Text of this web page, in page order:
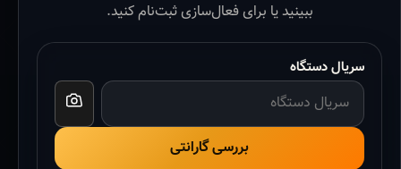
ببینید یا برای فعال‌سازی ثبت‌نام کنید.
سریال دستگاه
بررسی گارانتی